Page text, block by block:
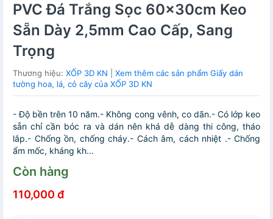
PVC Đá Trắng Sọc 60x30cm Keo
Sẵn Dày 2,5mm Cao Cấp, Sang
Trọng
Thương hiệu: XỐP 3D KN
Xem thêm các sản phẩm Giấy dán
tường hoa, lá, cỏ cây của XỐP 3D KN
- Độ bền trên 10 năm.- Không cong vênh, co dãn.- Có lớp keo
sẵn chỉ cần bóc ra và dán nên khá dễ dàng thi công, tháo
lắp.- Chống ồn, chống cháy.- Cách âm, cách nhiệt .- Chống
ẩm mốc, kháng kh...
Còn hàng
110,000 đ